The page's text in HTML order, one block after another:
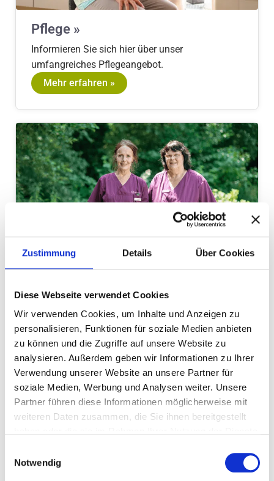
Zustimmung Details Über Cookies
Diese Webseite verwendet Cookies
Wir verwenden Cookies, um Inhalte und Anzeigen zu
personalisieren, Funktionen für soziale Medien anbieten
zu können und die Zugriffe auf unsere Website zu
analysieren. Außerdem geben wir Informationen zu Ihrer
Verwendung unserer Website an unsere Partner für
soziale Medien, Werbung und Analysen weiter. Unsere
Partner führen diese Informationen möglicherweise mit
weiteren Daten zusammen, die Sie ihnen bereitgestellt
Notwendig
Pflege »
Informieren Sie sich hier über unser
umfangreiches Pflegeangebot.
Mehr erfahren »
Wissenswertes zu unserer Seniorenbetreuung
und Alltagsbegleitung.
Mehr erfahren »